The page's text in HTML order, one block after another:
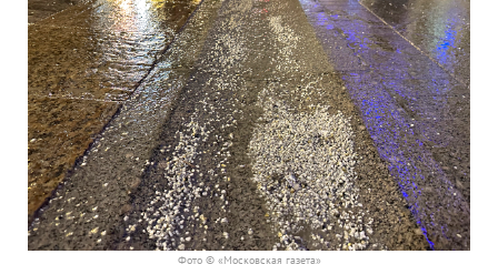
Фото © «Московская газета»